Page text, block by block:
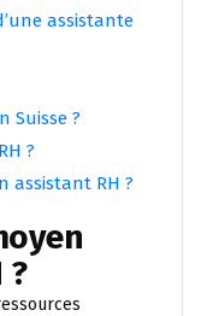
assistante
Suisse ?
?
assistant RH ?
?